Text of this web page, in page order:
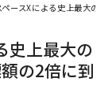
売中
ペースXによる史上最大の
史上最大の
の2倍に到